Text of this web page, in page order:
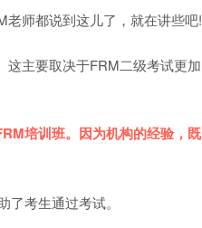
师都说到这儿了，就在讲些吧!
主要取决于FRM二级考试更加
培训班。因为机构的经验，既
考生通过考试。